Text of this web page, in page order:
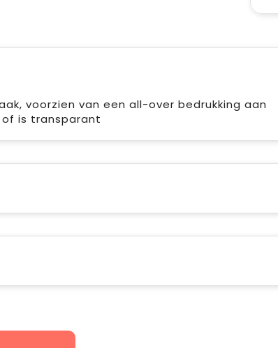
voorzien van een all-over bedrukking aan
is transparant